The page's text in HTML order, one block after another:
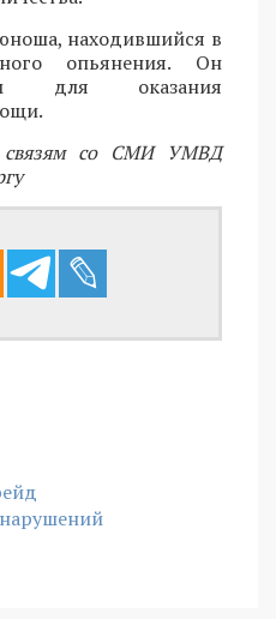
находившийся в
опьянения. Он
для оказания
связям со СМИ УМВД